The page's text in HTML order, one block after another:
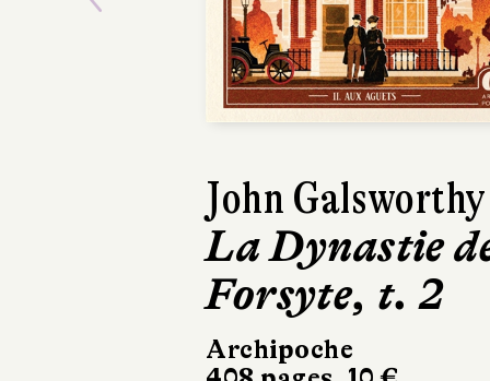
John Galsworthy
La Dynastie
Forsyte, t. 3
Archipoche
Previous